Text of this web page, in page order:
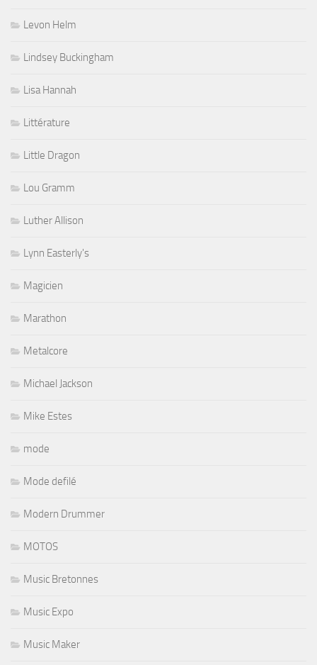
Levon Helm
Lindsey Buckingham
Lisa Hannah
Littérature
Little Dragon
Lou Gramm
Luther Allison
Lynn Easterly's
Magicien
Marathon
Metalcore
Michael Jackson
Mike Estes
mode
Mode defilé
Modern Drummer
MOTOS
Music Bretonnes
Music Expo
Music Maker